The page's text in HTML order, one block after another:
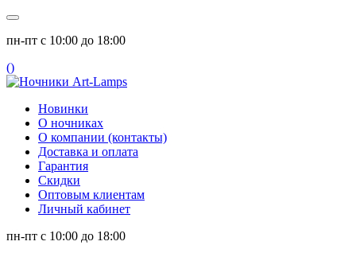
пн-пт с 10:00 до 18:00
()
Новинки
О ночниках
О компании (контакты)
Доставка и оплата
Гарантия
Скидки
Оптовым клиентам
Личный кабинет
пн-пт с 10:00 до 18:00